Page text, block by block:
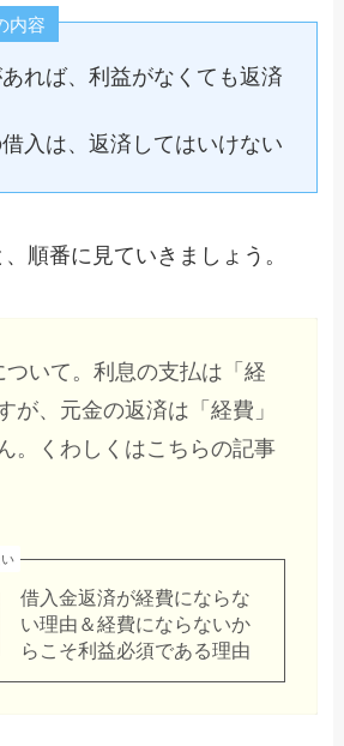
内容
れば、利益がなくても返済
入は、返済してはいけない
順番に見ていきましょう。
ついて。利息の支払は「経
が、元金の返済は「経費」
。くわしくはこちらの記事
借入金返済が経費にならな
い理由＆経費にならないか
らこそ利益必須である理由